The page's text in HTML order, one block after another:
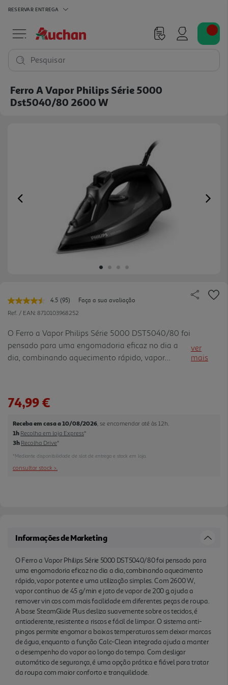
RESERVAR ENTREGA
Pesquisar
Ferro A Vapor Philips Série 5000
Dst5040/80 2600 W
Previous
4.5 Leu
95
Link
para
a
mesma
página.
(95)
Faça a sua avaliação
Ref. / EAN: 8710103968252
O Ferro a Vapor Philips Série 5000 DST5040/80 foi
pensado para uma engomadoria eficaz no dia a
dia, combinando aquecimento rápido, vapor
diferentes peças de roupa. A base SteamGlide Plus
antiaderente, resistente a riscos e fácil de limpar. O
sistema anti-pingos permite engomar a baixas
temperaturas sem deixar marcas de água,
enquanto a função Calc-Clean integrada ajuda a
ver
mais
74,99 €
Receba em casa a 10/08/2026 , se encomendar até às 12h.
1h Recolha em loja Express*
3h Recolha Drive*
*Mediante disponibilidade de slot de entrega e stock em loja.
consultar stock >.
Informações de Marketing
O Ferro a Vapor Philips Série 5000 DST5040/80 foi pensado para
uma engomadoria eficaz no dia a dia, combinando aquecimento
rápido, vapor potente e uma utilização simples. Com 2600 W,
vapor contínuo de 45 g/min e jato de vapor de 200 g, ajuda a
remover vin cos com mais facilidade em diferentes peças de roupa.
A base SteamGlide Plus desliza suavemente sobre os tecidos, é
antiaderente, resistente a riscos e fácil de limpar. O sistema anti-
pingos permite engomar a baixas temperaturas sem deixar marcas
de água, enquanto a função Calc-Clean integrada ajuda a manter
o desempenho do vapor ao longo do tempo. Com desligar
automático de segurança, é uma opção prática e fiável para tratar
da roupa com maior conforto e tranquilidade.